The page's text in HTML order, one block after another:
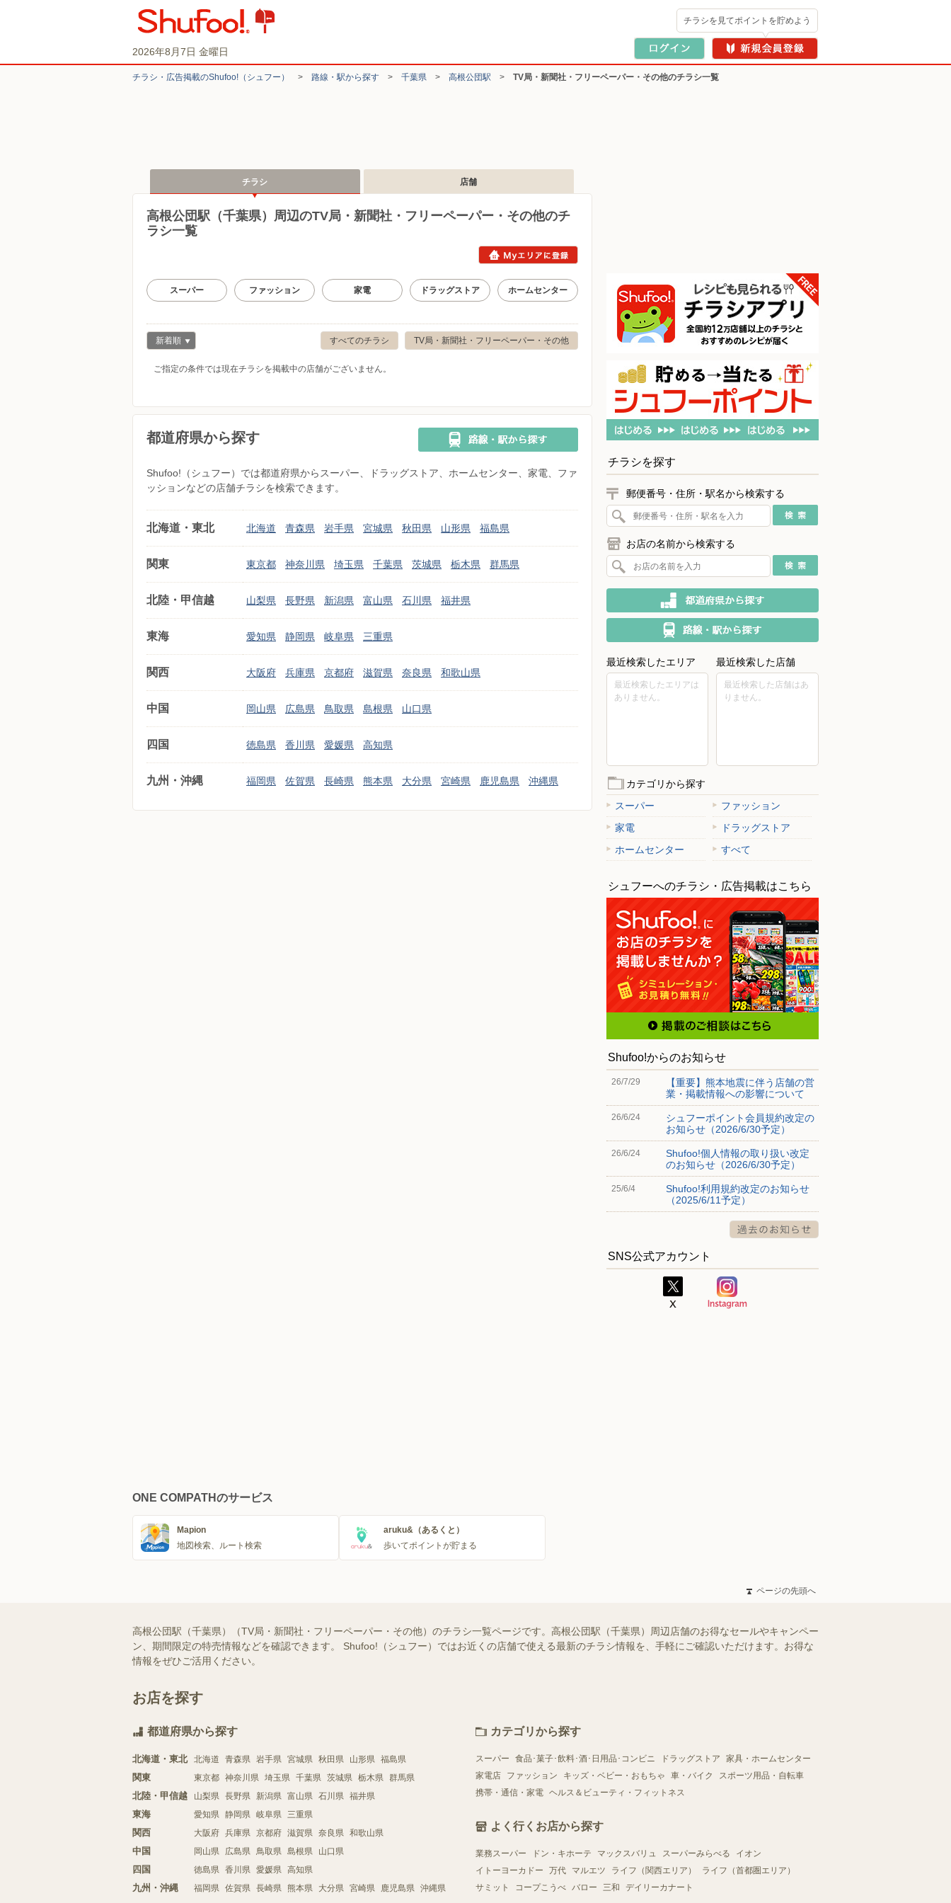
2026年8月7日 金曜日
チラシを見てポイントを貯めよう
チラシ・​広告掲載の​Shufoo!​（シュフー） > 路線・駅から探す > 千葉県 > 高根公団駅 > TV局・新聞社・フリーペーパー・その他のチラシ一覧
チラシ 店舗
高根公団駅（千葉県）周辺のTV局・新聞社・フリーペーパー・その他のチ
ラシ一覧
スーパー ファッション 家電 ドラッグストア ホームセンター
TV局・新聞社・フリーペーパー・その他
すべてのチラシ
新着順
ご指定の条件では現在チラシを掲載中の店舗がございません。
都道府県から探す
Shufoo!（シュフー）では都道府県からスーパー、ドラッグストア、ホームセンター、家電、ファ
ッションなどの店舗チラシを検索できます。
北海道・東北 北海道 青森県 岩手県 宮城県 秋田県 山形県 福島県
関東 東京都 神奈川県 埼玉県 千葉県 茨城県 栃木県 群馬県
北陸・甲信越 山梨県 長野県 新潟県 富山県 石川県 福井県
東海 愛知県 静岡県 岐阜県 三重県
関西 大阪府 兵庫県 京都府 滋賀県 奈良県 和歌山県
中国 岡山県 広島県 鳥取県 島根県 山口県
四国 徳島県 香川県 愛媛県 高知県
九州・沖縄 福岡県 佐賀県 長崎県 熊本県 大分県 宮崎県 鹿児島県 沖縄県
チラシを探す
郵便番号・住所・駅名から検索する
お店の名前から検索する
最近検索したエリア
最近検索したエリアは
ありません。
最近検索した店舗
最近検索した店舗はあ
りません。
カテゴリから探す
スーパー
ファッション
家電
ドラッグストア
ホームセンター
すべて
シュフーへのチラシ・広告掲載はこちら
Shufoo!からのお知らせ
26/7/29
【重要】熊本地震に伴う店舗の営
業・掲載情報への影響について
26/6/24
シュフーポイント会員規約改定の
お知らせ（2026/6/30予定）
26/6/24
Shufoo!個人情報の取り扱い改定
のお知らせ（2026/6/30予定）
25/6/4
Shufoo!利用規約改定のお知らせ
（2025/6/11予定）
SNS公式アカウント
ONE COMPATHのサービス
Mapion
地図検索、ルート検索
aruku&（あるくと）
歩いてポイントが貯まる
ページの先頭へ
高根公団駅（千葉県）（TV局・新聞社・フリーペーパー・その他）のチラシ一覧ページです。高根公団駅（千葉県）周辺店舗のお得なセールやキャンペー
ン、期間限定の特売情報などを確認できます。 Shufoo!（シュフー）ではお近くの店舗で使える最新のチラシ情報を、手軽にご確認いただけます。お得な
情報をぜひご活用ください。
お店を探す
都道府県から探す
北海道・東北 北海道 青森県 岩手県 宮城県 秋田県 山形県 福島県
関東 東京都 神奈川県 埼玉県 千葉県 茨城県 栃木県 群馬県
北陸・甲信越 山梨県 長野県 新潟県 富山県 石川県 福井県
東海 愛知県 静岡県 岐阜県 三重県
関西 大阪府 兵庫県 京都府 滋賀県 奈良県 和歌山県
中国 岡山県 広島県 鳥取県 島根県 山口県
四国 徳島県 香川県 愛媛県 高知県
九州・沖縄 福岡県 佐賀県 長崎県 熊本県 大分県 宮崎県 鹿児島県 沖縄県
カテゴリから探す
スーパー 食品･菓子･飲料･酒･日用品･コンビニ ドラッグストア
家具・ホームセンター
家電店
ファッション キッズ・ベビー・おもちゃ 車・バイク
スポーツ用品・自転車
携帯・通信・家電 ヘルス＆ビューティ・フィットネス
よく行くお店から探す
業務スーパー ドン・キホーテ マックスバリュ スーパーみらべる
イオン
イトーヨーカドー
万代 マルエツ ライフ（関西エリア）
ライフ（首都圏エリア）
サミット
コープこうべ バロー 三和 デイリーカナート